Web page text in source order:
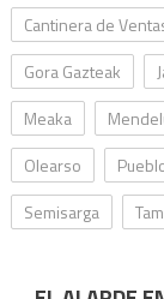
Cantinera de
Gora Gazteak
Meaka
Olearso
Semisarga